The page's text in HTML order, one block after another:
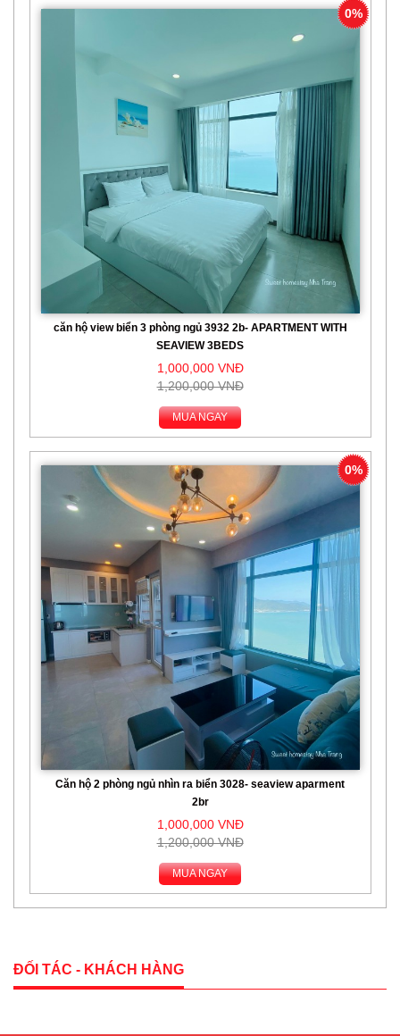
0%
căn hộ view biển 3 phòng ngủ 3932 2b- APARTMENT WITH
SEAVIEW 3BEDS
1,000,000 VNĐ
1,200,000 VNĐ
MUA NGAY
0%
Căn hộ 2 phòng ngủ nhìn ra biển 3028- seaview aparment
2br
1,000,000 VNĐ
1,200,000 VNĐ
MUA NGAY
ĐỐI TÁC - KHÁCH HÀNG